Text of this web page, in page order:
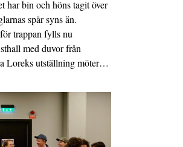
har bin och höns tagit över
spår syns än.
trappan fylls nu
med duvor från
Loreks utställning möter…